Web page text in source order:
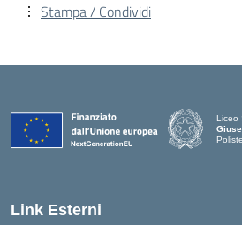
Stampa / Condividi
Liceo
Link Esterni